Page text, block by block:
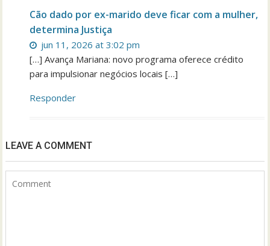
Cão dado por ex-marido deve ficar com a mulher,
determina Justiça
jun 11, 2026 at 3:02 pm
[…] Avança Mariana: novo programa oferece crédito
para impulsionar negócios locais […]
Responder
LEAVE A COMMENT